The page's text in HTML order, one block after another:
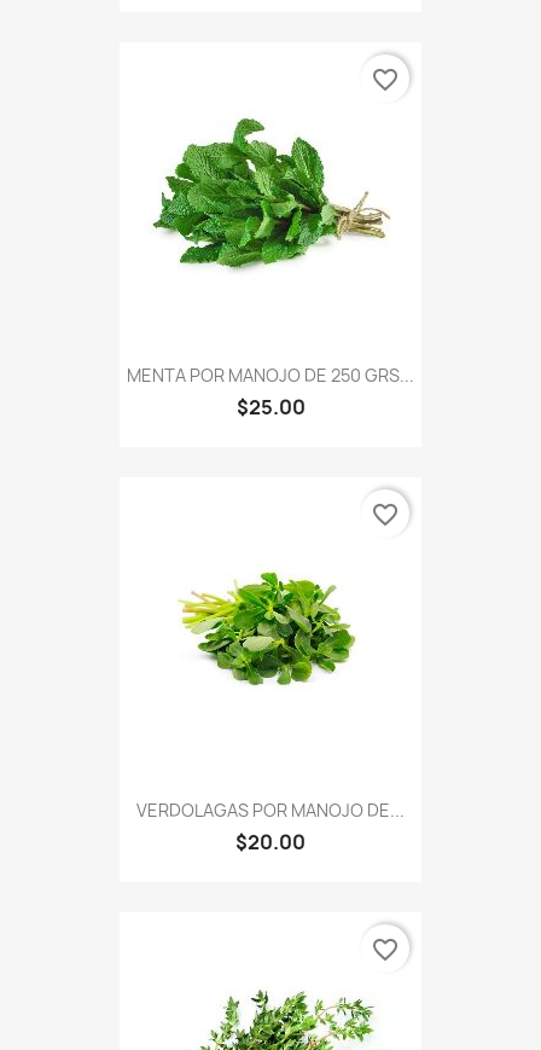
MENTA POR MANOJO DE 250 GRS...
$25.00
favorite_border
VERDOLAGAS POR MANOJO DE...
$20.00
favorite_border
favorite_border